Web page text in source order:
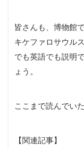
皆さんも、博物館
キケファロサウル
でも英語でも説明
ょう。
ここまで読んでい
【関連記事】